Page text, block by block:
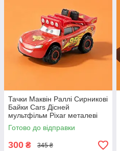
Тачки Маквін Раллі Сирникові
Байки Cars Дісней
мультфільм Pixar металеві
машинки
Готово до відправки
300 ₴ 345 ₴